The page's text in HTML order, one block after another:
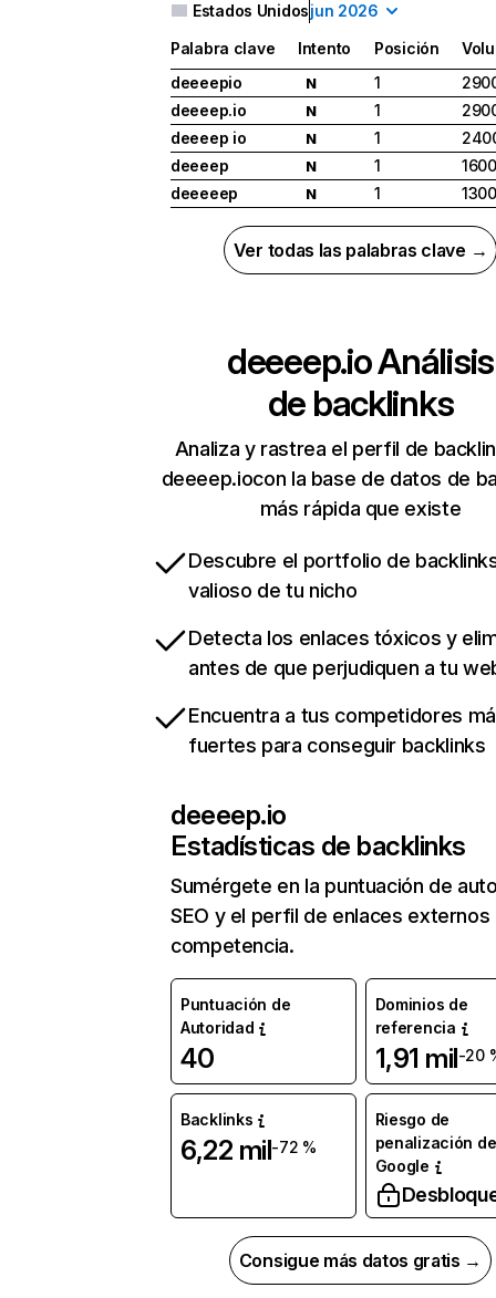
Estados Unidosjun 2026
Palabra clave Intento Posición
deeeepio
N 1
deeeep.io
N 1
deeeep io
N 1
deeeep
N 1
1600
deeeeep
N 1 1300
Ver todas las palabras clave →
deeeep.ioAnálisis
de backlinks
Analiza y rastrea el perfil de
deeeep.iocon la base de datos de
más rápida que existe
Descubre el portfolio de
valioso de tu nicho
Detecta los enlaces tóxicos y
antes de que perjudiquen a tu
Encuentra a tus competidores
fuertes para conseguir backlinks
deeeep.io
Estadísticas de backlinks
Sumérgete en la puntuación de
SEO y el perfil de enlaces externos
competencia.
Puntuación de
Autoridad
40
Dominios de
referencia
1,91 mil-20
Backlinks
6,22 mil-72 %
Riesgo de
penalización de
Google
Consigue más datos gratis →